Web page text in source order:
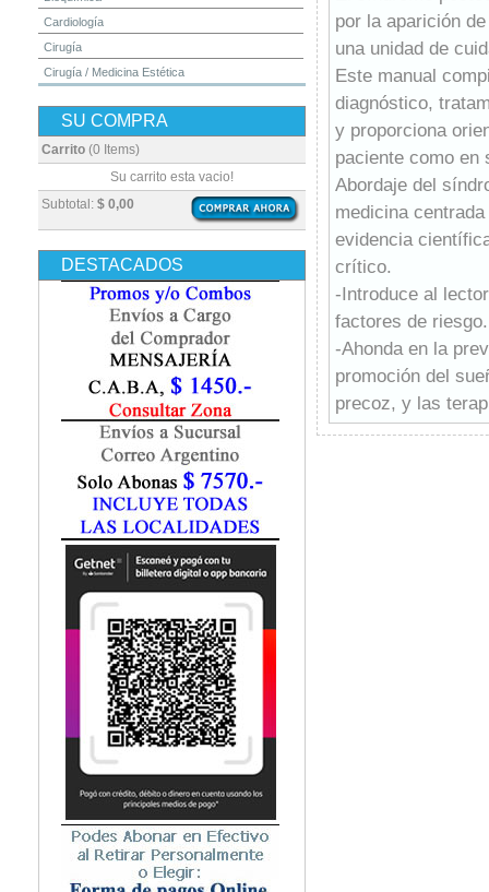
Cardiología
Cirugía
Cirugía / Medicina Estética
Dermatología
Diagnóstico por Imagen / Radiología
Embriología
Enfermería
Epidemiología
Farmacia / Farmacología
Fisiatría / Kinesiología
Fisiología / Fisiopatología
Fonoaudiología
Gastroenterología
Geriatría
Ginecología / Obstetricia
Hematología
Histología
Homeopatía
Infectología
Inmunología
Instrumentación Quirurgica
Medicina del Deporte / Rehabilitación
Medicina Emergencias / Urgencias
Medicina Forense / Legal
Medicina General
Medicina Interna
Microbiología
Nefrología
Neonatología / Pediatría
SU COMPRA
Carrito (0 Items)
Subtotal: $ 0,00
Su carrito esta vacio!
DESTACADOS
por la aparición
una unidad de
Este manual
diagnóstico,
y proporciona
paciente como en
Abordaje del
medicina
evidencia
crítico.
-Introduce al
factores de riesgo.
-Ahonda en la
promoción del
precoz, y las
-Profundiza en